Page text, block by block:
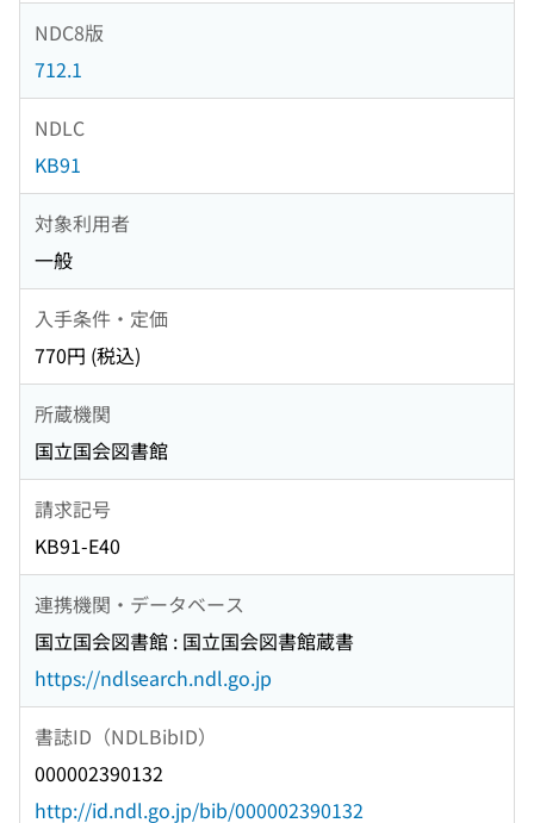
NDC8版
712.1
NDLC
KB91
対象利用者
一般
入手条件・定価
770円 (税込)
所蔵機関
国立国会図書館
請求記号
KB91-E40
連携機関・データベース
国立国会図書館 : 国立国会図書館蔵書
https://ndlsearch.ndl.go.jp
書誌ID（NDLBibID）
000002390132
http://id.ndl.go.jp/bib/000002390132